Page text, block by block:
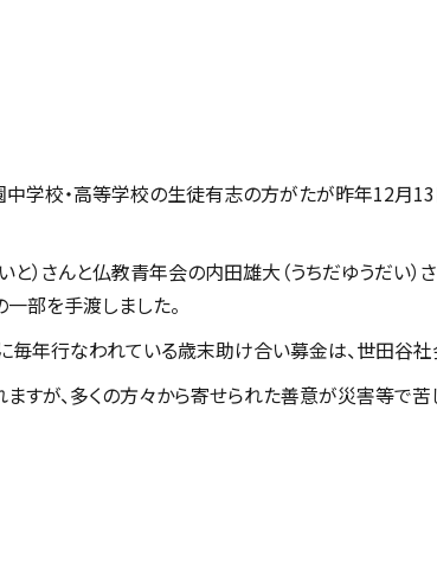
学校・高等学校の生徒有志の方がたが昨年12月
と）さんと仏教青年会の内田雄大（うちだゆうだい
部を手渡しました。
年行なわれている歳末助け合い募金は、世田谷社
すが、多くの方々から寄せられた善意が災害等で苦